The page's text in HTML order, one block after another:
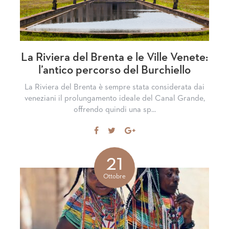
La Riviera del Brenta e le Ville Venete:
l’antico percorso del Burchiello
La Riviera del Brenta è sempre stata considerata dai
veneziani il prolungamento ideale del Canal Grande,
offrendo quindi una sp...
Share
Facebook
TweetShare
21
Ottobre